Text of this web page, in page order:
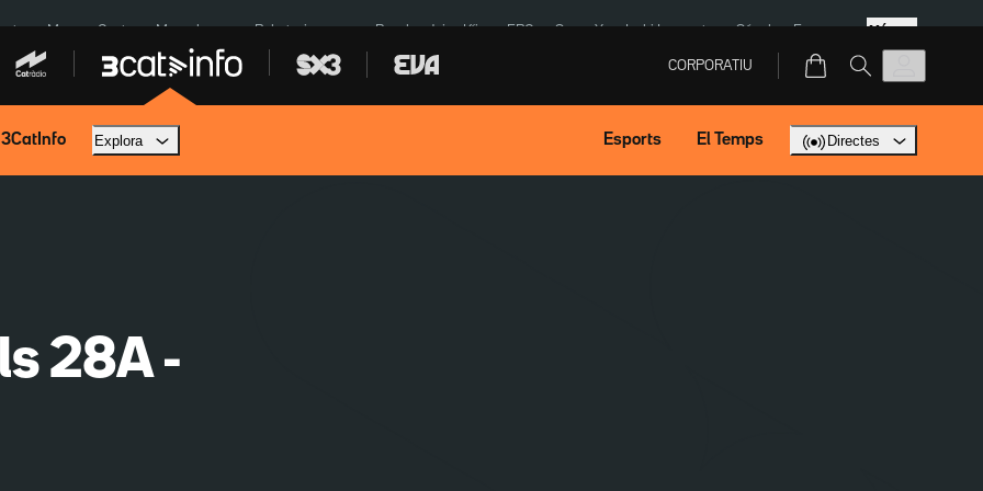
Menors Ceuta Mercabarna Robatoris coure Bombardejos Kíiv ERC SpaceX Isaki Lacuesta Sánchez Europa Més
CORPORATIU
3CatInfo Explora Esports El Temps Directes
28A -